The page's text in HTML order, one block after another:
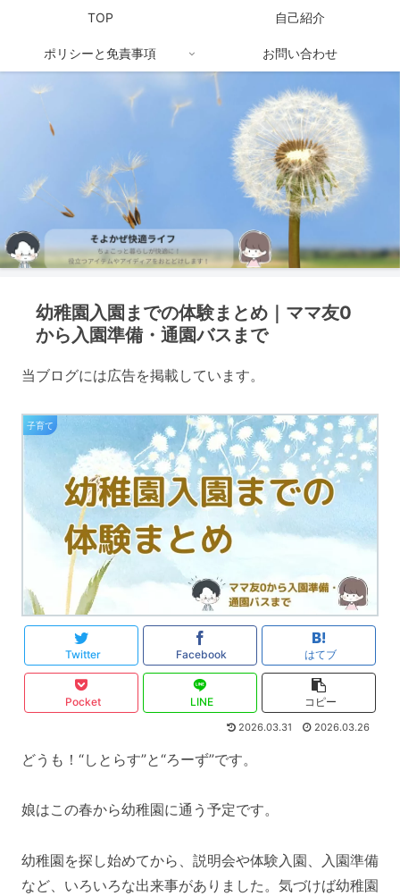
TOP 自己紹介
ポリシーと免責事項 お問い合わせ
幼稚園入園までの体験まとめ｜ママ友0
から入園準備・通園バスまで
当ブログには広告を掲載しています。
子育て
Twitter Facebook はてブ
Pocket LINE コピー
2026.03.31 2026.03.26
どうも！“しとらす”と“ろーず”です。
娘はこの春から幼稚園に通う予定です。
幼稚園を探し始めてから、説明会や体験入園、入園準備
など、いろいろな出来事がありました。気づけば幼稚園